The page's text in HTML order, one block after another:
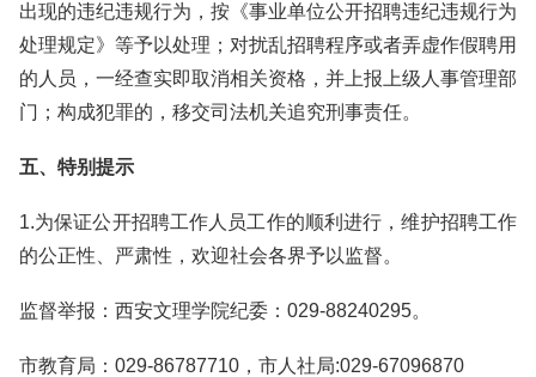
出现的违纪违规行为，按《事业单位公开招聘违纪违规行为
处理规定》等予以处理；对扰乱招聘程序或者弄虚作假聘用
的人员，一经查实即取消相关资格，并上报上级人事管理部
门；构成犯罪的，移交司法机关追究刑事责任。
五、特别提示
1.为保证公开招聘工作人员工作的顺利进行，维护招聘工作
的公正性、严肃性，欢迎社会各界予以监督。
监督举报：西安文理学院纪委：029-88240295。
市教育局：029-86787710，市人社局:029-67096870